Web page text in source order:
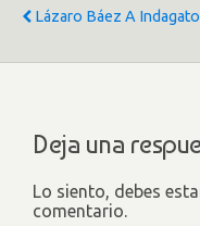
Lázaro Báez A
Deja una
Lo siento, debes
comentario.